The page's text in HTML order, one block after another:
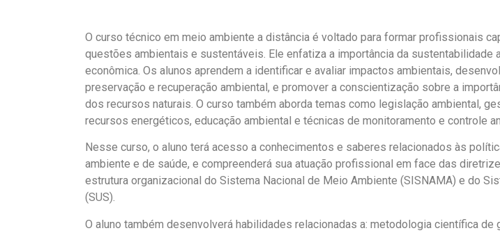
O curso técnico em meio ambiente a distância é voltado para formar profissionais
questões ambientais e sustentáveis. Ele enfatiza a importância da sustentabilidade
econômica. Os alunos aprendem a identificar e avaliar impactos ambientais,
preservação e recuperação ambiental, e promover a conscientização sobre a
dos recursos naturais. O curso também aborda temas como legislação ambiental,
recursos energéticos, educação ambiental e técnicas de monitoramento e controle
Nesse curso, o aluno terá acesso a conhecimentos e saberes relacionados às
ambiente e de saúde, e compreenderá sua atuação profissional em face das
estrutura organizacional do Sistema Nacional de Meio Ambiente (SISNAMA) e do
(SUS).
O aluno também desenvolverá habilidades relacionadas a: metodologia científica de